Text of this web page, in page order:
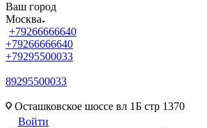
Ваш город
Москва
+79266666640
+79266666640
+79295500033
89295500033
Осташковское шоссе вл 1Б стр 1370
Войти